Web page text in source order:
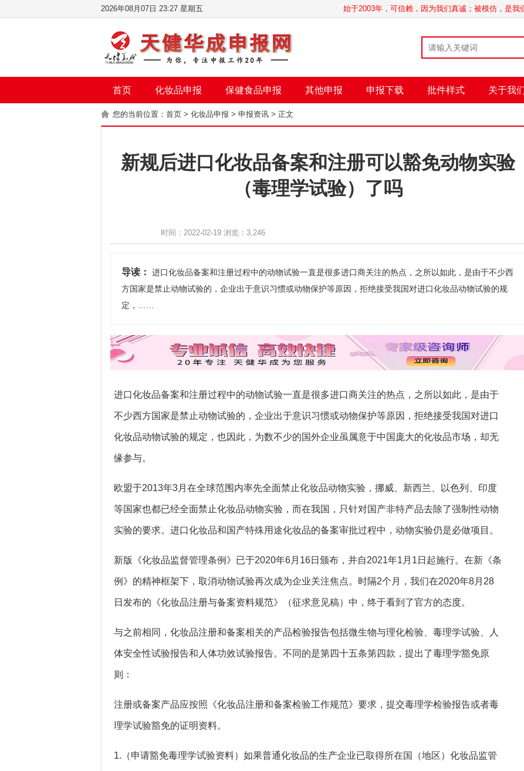
始于2003年，可信赖，因为我们真诚；被模仿，是我
2026年08月07日 23:27 星期五
首页 化妆品申报 保健食品申报 其他申报 申报下载 批件样式 关于我
您的当前位置： 首页 > 化妆品申报 > 申报资讯 > 正文
新规后进口化妆品备案和注册可以豁免动物实验
（毒理学试验）了吗
时间：2022-02-19 浏览：3,246
导读：
进口化妆品备案和注册过程中的动物试验一直是很多进口商关注的热点，之所以如此，是由于不少西
方国家是禁止动物试验的，企业出于意识习惯或动物保护等原因，拒绝接受我国对进口化妆品动物试验的规
定，……
进口化妆品备案和注册过程中的动物试验一直是很多进口商关注的热点，之所以如此，是由于
不少西方国家是禁止动物试验的，企业出于意识习惯或动物保护等原因，拒绝接受我国对进口
化妆品动物试验的规定，也因此，为数不少的国外企业虽属意于中国庞大的化妆品市场，却无
缘参与。
欧盟于2013年3月在全球范围内率先全面禁止化妆品动物实验，挪威、新西兰、以色列、印度
等国家也都已经全面禁止化妆品动物实验，而在我国，只针对国产非特产品去除了强制性动物
实验的要求。进口化妆品和国产特殊用途化妆品的备案审批过程中，动物实验仍是必做项目。
新版《化妆品监督管理条例》已于2020年6月16日颁布，并自2021年1月1日起施行。在新《条
例》的精神框架下，取消动物试验再次成为企业关注焦点。时隔2个月，我们在2020年8月28
日发布的《化妆品注册与备案资料规范》（征求意见稿）中，终于看到了官方的态度。
与之前相同，化妆品注册和备案相关的产品检验报告包括微生物与理化检验、毒理学试验、人
体安全性试验报告和人体功效试验报告。不同的是第四十五条第四款，提出了毒理学豁免原
则：
注册或备案产品应按照《化妆品注册和备案检验工作规范》要求，提交毒理学检验报告或者毒
理学试验豁免的证明资料。
1.（申请豁免毒理学试验资料）如果普通化妆品的生产企业已取得所在国（地区）化妆品监管